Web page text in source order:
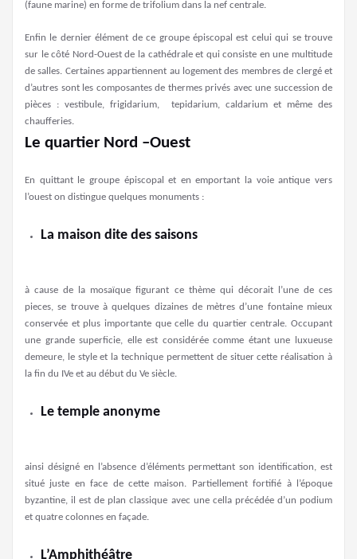
(faune marine) en forme de trifolium dans la nef centrale.
Enfin le dernier élément de ce groupe épiscopal est celui qui se trouve
sur le côté Nord-Ouest de la cathédrale et qui consiste en une multitude
de salles. Certaines appartiennent au logement des membres de clergé et
d’autres sont les composantes de thermes privés avec une succession de
pièces : vestibule, frigidarium, tepidarium, caldarium et même des
chaufferies.
Le quartier Nord –Ouest
En quittant le groupe épiscopal et en emportant la voie antique vers
l’ouest on distingue quelques monuments :
La maison dite des saisons
à cause de la mosaïque figurant ce thème qui décorait l’une de ces
pieces, se trouve à quelques dizaines de mètres d’une fontaine mieux
conservée et plus importante que celle du quartier centrale. Occupant
une grande superficie, elle est considérée comme étant une luxueuse
demeure, le style et la technique permettent de situer cette réalisation à
la fin du IVe et au début du Ve siècle.
Le temple anonyme
ainsi désigné en l’absence d’éléments permettant son identification, est
situé juste en face de cette maison. Partiellement fortifié à l’époque
byzantine, il est de plan classique avec une cella précédée d’un podium
et quatre colonnes en façade.
L’Amphithéâtre